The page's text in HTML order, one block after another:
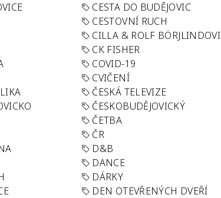
CESTA DO BUDĚJOVIC
CESTOVNÍ RUCH
CILLA & ROLF BÖRJLINDOVI
CK FISHER
COVID-19
CVIČENÍ
ČESKÁ TELEVIZE
ČESKOBUDĚJOVICKÝ
ČETBA
ČR
D&B
DANCE
DÁRKY
DEN OTEVŘENÝCH DVEŘÍ